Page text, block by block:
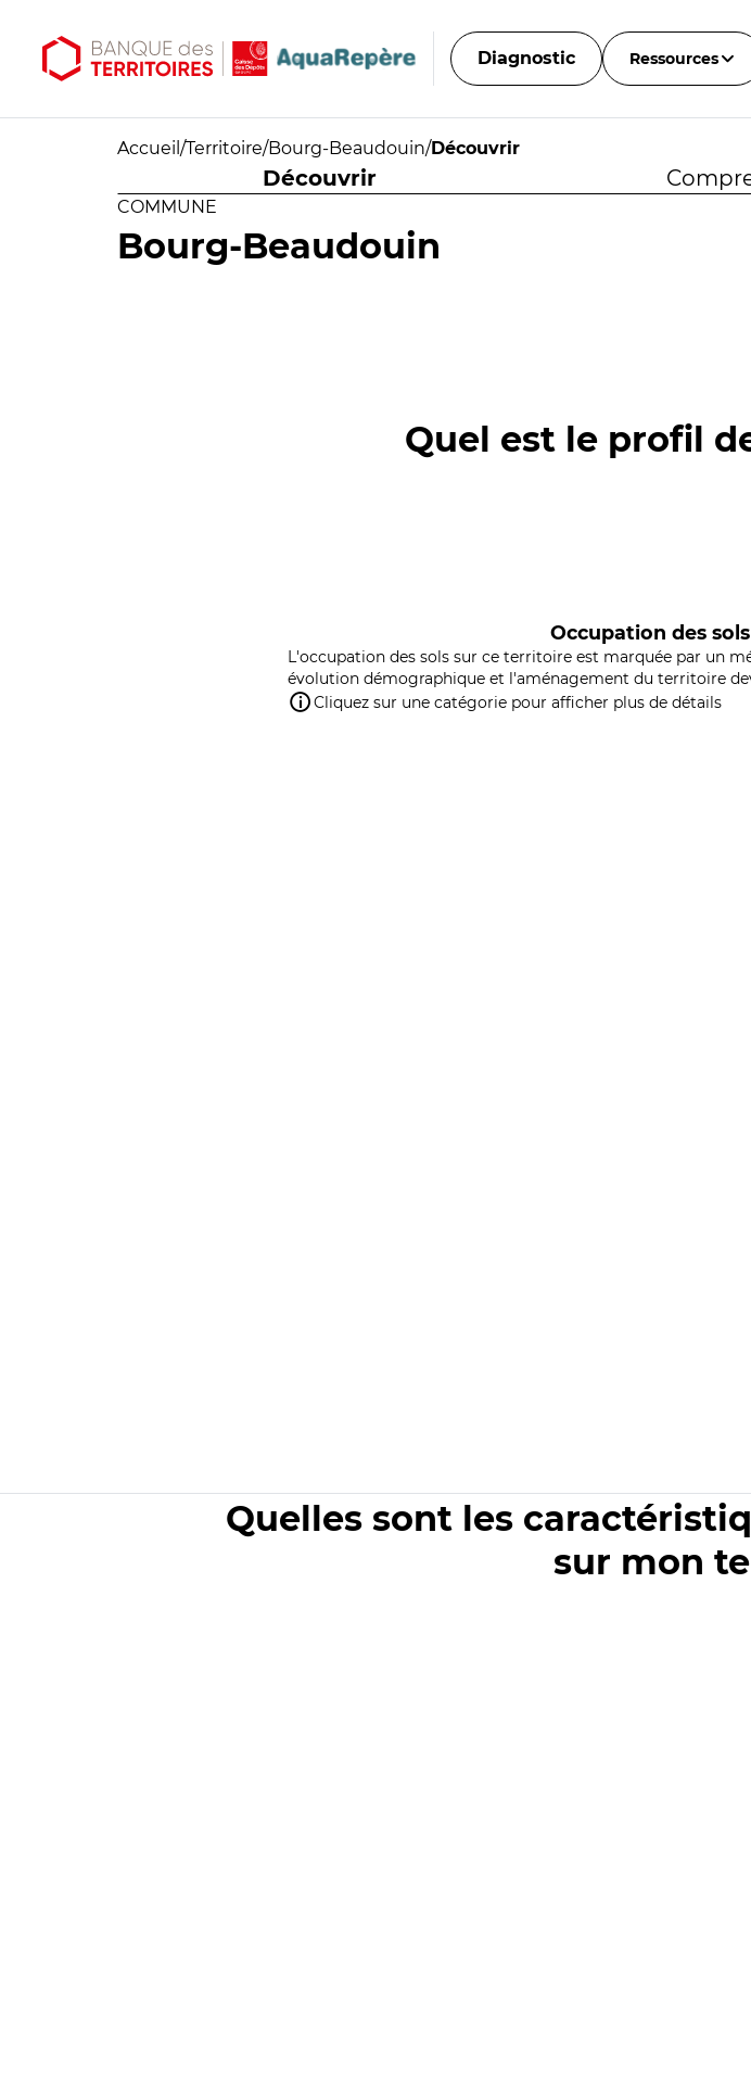
Diagnostic Ressources
Accueil /Territoire/Bourg-Beaudouin/Découvrir
Découvrir
COMMUNE
Bourg-Beaudouin
Quel est le profil
Occupation des
L'occupation des sols sur ce territoire est marquée par un
évolution démographique et l'aménagement du territoire
Cliquez sur une catégorie pour afficher plus de détails
Quelles sont les
sur mon